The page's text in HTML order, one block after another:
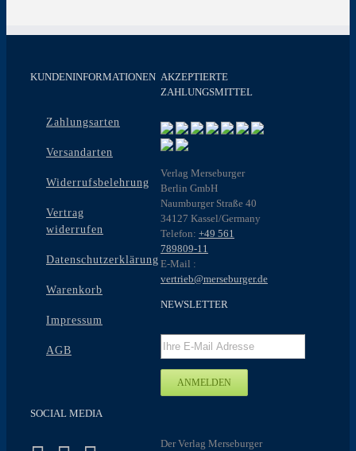
KUNDENINFORMATIONEN
Zahlungsarten
Versandarten
Widerrufsbelehrung
Vertrag
widerrufen
Datenschutzerklärung
Warenkorb
Impressum
AGB
SOCIAL MEDIA
AKZEPTIERTE
ZAHLUNGSMITTEL
Verlag Merseburger
Berlin GmbH
Naumburger Straße 40
34127 Kassel/Germany
Telefon: +49 561
789809-11
E-Mail :
vertrieb@merseburger.de
NEWSLETTER
Der Verlag Merseburger